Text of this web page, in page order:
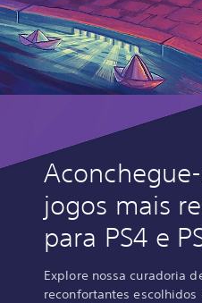
jogos mais
para PS4 e
Explore nossa curadoria
reconfortantes